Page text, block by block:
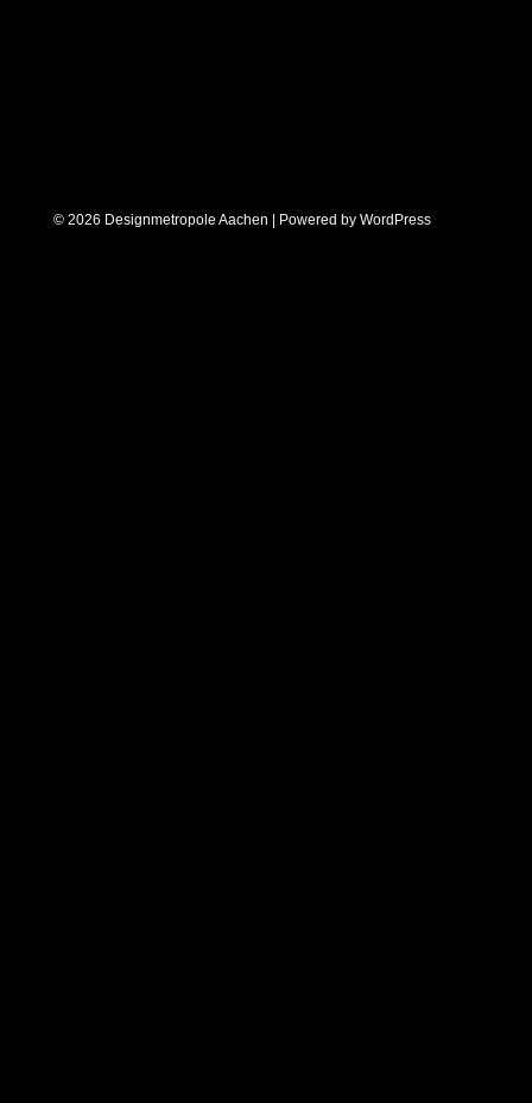
© 2026 Designmetropole Aachen | Powered by WordPress